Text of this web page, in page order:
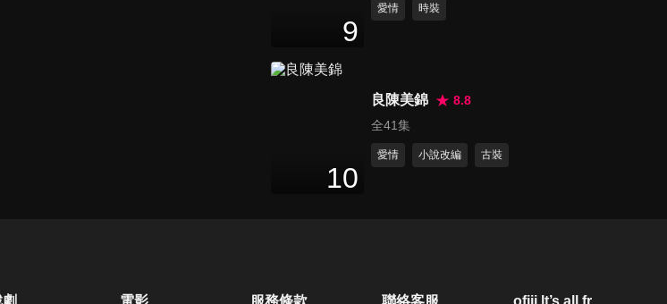
9
愛情 時裝
10
良陳美錦
8.8
全41集
愛情 小說改編 古裝
電影 服務條款 聯絡客服